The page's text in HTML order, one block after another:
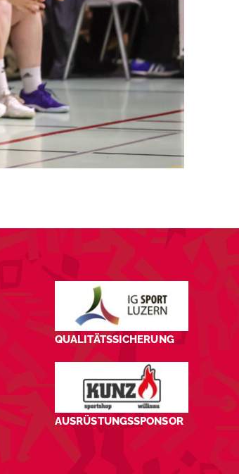
QUALITÄTSSICHERUNG
AUSRÜSTUNGSSPONSOR